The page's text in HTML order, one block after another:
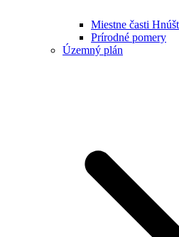
Miestne časti
Prírodné pomery
Územný plán